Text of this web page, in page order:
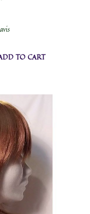
TO CART